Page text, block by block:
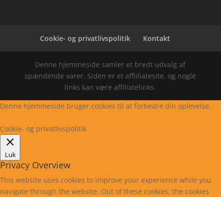
Cookie- og privatlivspolitik Kontakt
Denne hjemmeside samler et bredt udvalg af
spændende varer. Siden er et affiiliatesite, og nogle
links kan være affiliatelinks.
Denne hjemmeside bruger cookies til at forbedre din oplevelse.
Cookie- og privatlivspolitik
Luk
Privacy Overview
This website uses cookies to improve your experience while you
navigate through the website. Out of these cookies, the cookies